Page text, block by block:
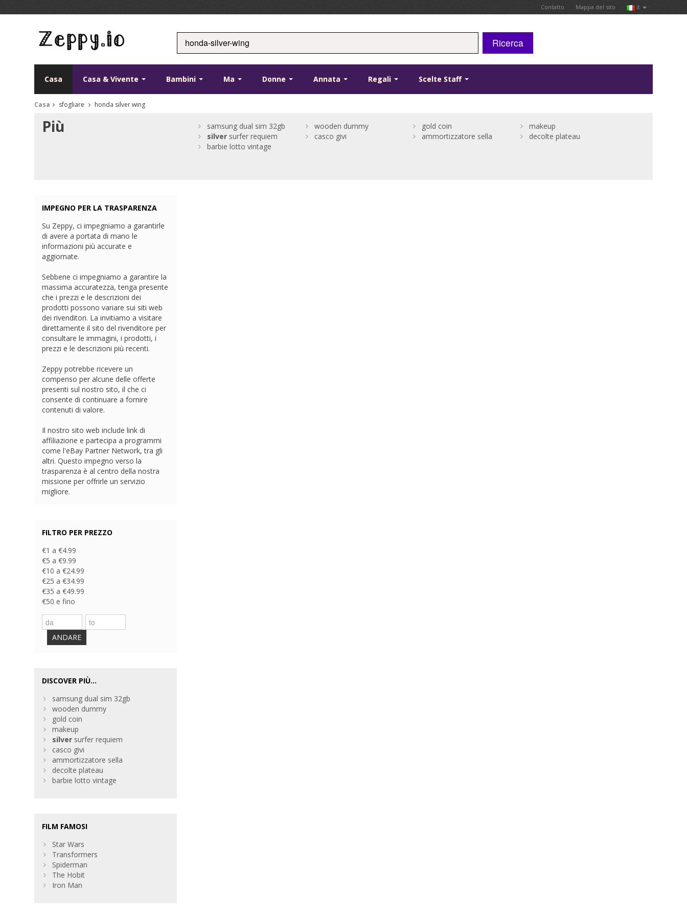
Contatto Mappa del sito it
Ricerca
Casa Casa & Vivente Bambini Ma Donne Annata Regali Scelte Staff
Casa sfogliare honda silver wing
Più samsung dual sim 32gb wooden dummy gold coin
makeup
silversurfer requiem casco givi ammortizzatore sella
decolte plateau
barbie lotto vintage
IMPEGNO PER LA TRASPARENZA
Su Zeppy, ci impegniamo a garantirle
di avere a portata di mano le
informazioni più accurate e
aggiornate.
Sebbene ci impegniamo a garantire la
massima accuratezza, tenga presente
che i prezzi e le descrizioni dei
prodotti possono variare sui siti web
dei rivenditori. La invitiamo a visitare
direttamente il sito del rivenditore per
consultare le immagini, i prodotti, i
prezzi e le descrizioni più recenti.
Zeppy potrebbe ricevere un
compenso per alcune delle offerte
presenti sul nostro sito, il che ci
consente di continuare a fornire
contenuti di valore.
Il nostro sito web include link di
affiliazione e partecipa a programmi
come l'eBay Partner Network, tra gli
altri. Questo impegno verso la
trasparenza è al centro della nostra
missione per offrirle un servizio
migliore.
FILTRO PER PREZZO
€1 a €4.99
€5 a €9.99
€10 a €24.99
€25 a €34.99
€35 a €49.99
€50 e fino
ANDARE
DISCOVER PIÙ...
samsung dual sim 32gb
wooden dummy
gold coin
makeup
silver surfer requiem
casco givi
ammortizzatore sella
decolte plateau
barbie lotto vintage
FILM FAMOSI
Star Wars
Transformers
Spiderman
The Hobit
Iron Man